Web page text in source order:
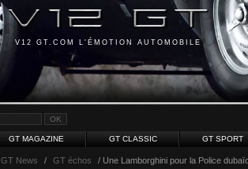
V12 GT.COM L'ÉMOTION AUTOMOBILE
GT MAGAZINE GT CLASSIC GT SPORT
GT News / GT échos / Une Lamborghini pour la Police